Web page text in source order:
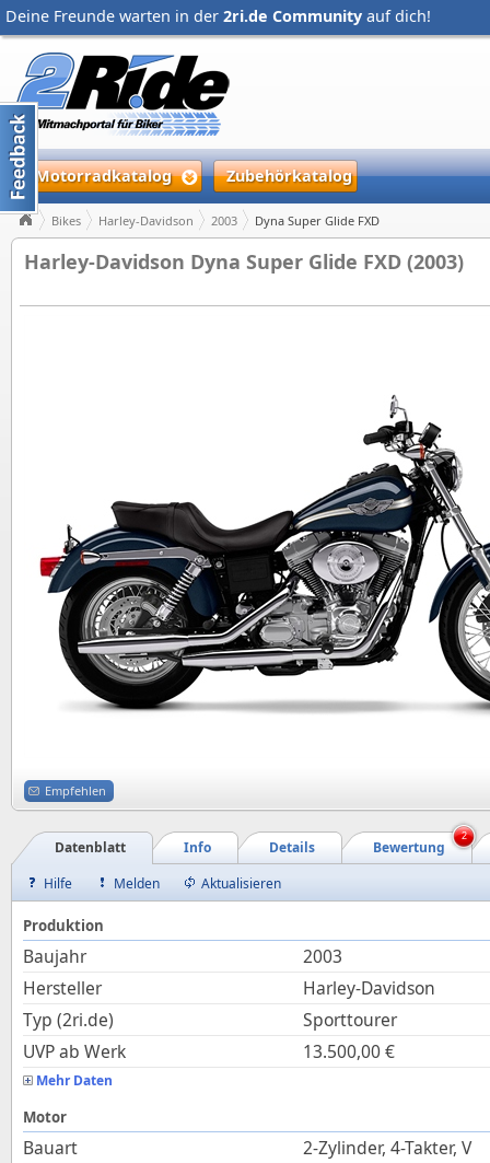
Deine Freunde warten in der 2ri.de Community auf dich!
Motorradkatalog Zubehörkatalog
Bikes Harley-Davidson 2003 Dyna Super Glide FXD
Harley-Davidson Dyna Super Glide FXD (2003)
Empfehlen
Bewertung
Details
Info
Datenblatt
2
Hilfe Melden Aktualisieren
Produktion
Baujahr
2003
Hersteller
Harley-Davidson
Typ (2ri.de)
Sporttourer
UVP ab Werk
13.500,00€
Mehr Daten
Motor
Bauart
2-Zylinder, 4-Takter, V